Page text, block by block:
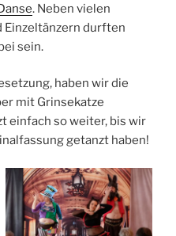
. Neben vielen
Einzeltänzern durften
sein.
haben wir die
mit Grinsekatze
einfach so weiter, bis wir
getanzt haben!